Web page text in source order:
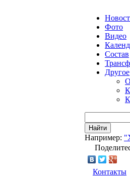
Фото
Видео
Состав
Другое
Найти
Например:
Контакты